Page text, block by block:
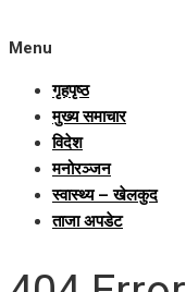
Menu
गृहपृष्ठ
मुख्य समाचार
विदेश
मनोरञ्जन
स्वास्थ्य – खेलकुद
ताजा अपडेट